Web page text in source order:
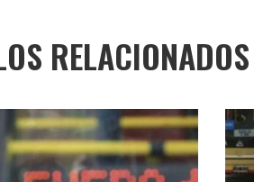
RELACIONADOS